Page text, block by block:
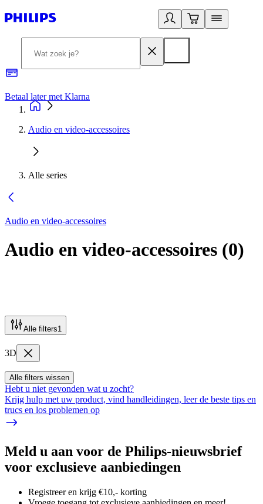
Betaal later met Klarna
Audio en video-accessoires
Alle series
Audio en video-accessoires
Audio en video-accessoires (0)
Alle filters1
3D
Alle filters wissen
Hebt u niet gevonden wat u zocht?
Krijg hulp met uw product, vind handleidingen, leer de beste tips en
trucs en los problemen op
Meld u aan voor de Philips-nieuwsbrief
voor exclusieve aanbiedingen
Registreer en krijg €10,- korting